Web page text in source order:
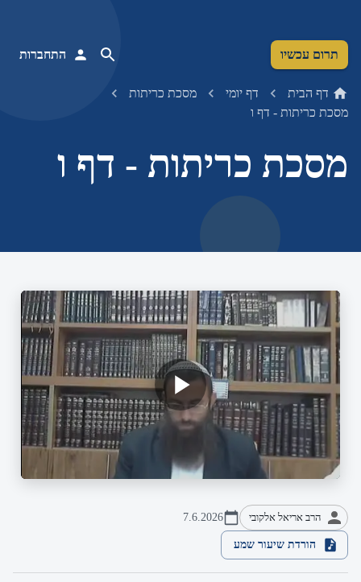
תרום עכשיו התחברות
דף הבית דף יומי
מסכת כריתות
מסכת כריתות - דף ו
מסכת כריתות - דף ו
הרב אריאל אלקובי 7.6.2026
הורדת שיעור שמע